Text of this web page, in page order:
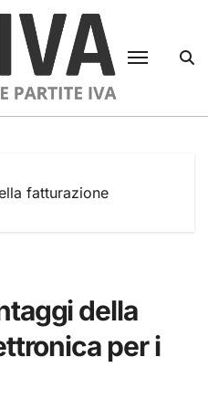
fatturazione
della
per i